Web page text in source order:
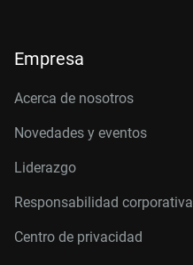
Empresa
Acerca de nosotros
Novedades y eventos
Liderazgo
Responsabilidad corporativa
Centro de privacidad